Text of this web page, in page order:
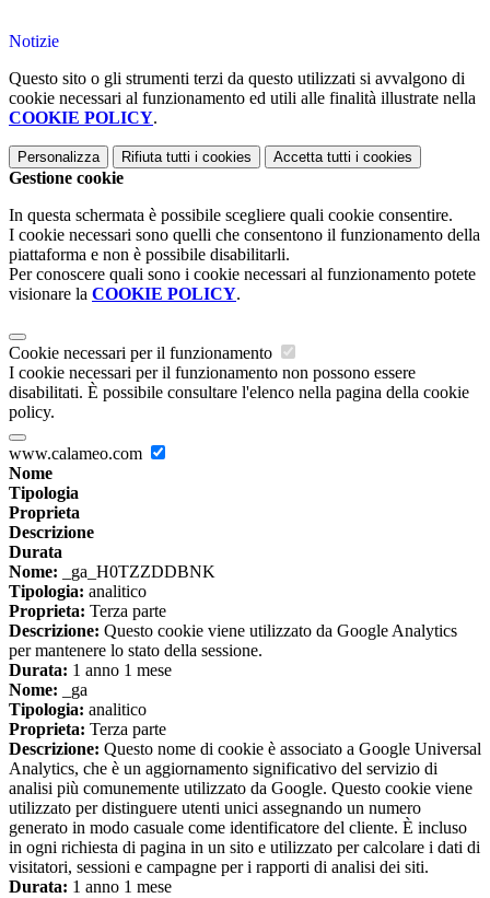
Notizie
Questo sito o gli strumenti terzi da questo utilizzati si avvalgono di
cookie necessari al funzionamento ed utili alle finalità illustrate nella
COOKIE POLICY.
Personalizza Rifiuta tutti i cookies Accetta tutti i cookies
Gestione cookie
In questa schermata è possibile scegliere quali cookie consentire.
I cookie necessari sono quelli che consentono il funzionamento della
piattaforma e non è possibile disabilitarli.
Per conoscere quali sono i cookie necessari al funzionamento potete
visionare la COOKIE POLICY.
Cookie necessari per il funzionamento
I cookie necessari per il funzionamento non possono essere
disabilitati. È possibile consultare l'elenco nella pagina della cookie
policy.
www.calameo.com
Nome
Tipologia
Proprieta
Descrizione
Durata
Nome: _ga_H0TZZDDBNK
Tipologia: analitico
Proprieta: Terza parte
Descrizione: Questo cookie viene utilizzato da Google Analytics
per mantenere lo stato della sessione.
Durata: 1 anno 1 mese
Nome: _ga
Tipologia: analitico
Proprieta: Terza parte
Descrizione: Questo nome di cookie è associato a Google Universal
Analytics, che è un aggiornamento significativo del servizio di
analisi più comunemente utilizzato da Google. Questo cookie viene
utilizzato per distinguere utenti unici assegnando un numero
generato in modo casuale come identificatore del cliente. È incluso
in ogni richiesta di pagina in un sito e utilizzato per calcolare i dati di
visitatori, sessioni e campagne per i rapporti di analisi dei siti.
Durata: 1 anno 1 mese